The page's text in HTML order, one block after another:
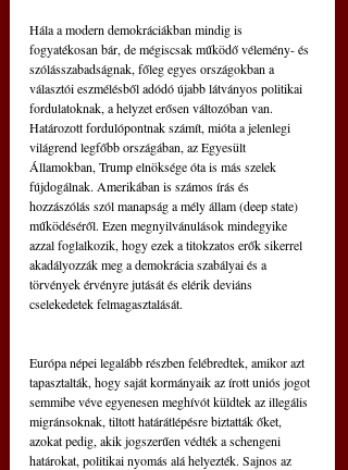
Hála a modern demokráciákban mindig is
fogyatékosan bár, de mégiscsak működő vélemény- és
szólásszabadságnak, főleg egyes országokban a
választói eszmélésből adódó újabb látványos politikai
fordulatoknak, a helyzet erősen változóban van.
Határozott fordulópontnak számít, mióta a jelenlegi
világrend legfőbb országában, az Egyesült
Államokban, Trump elnöksége óta is más szelek
fújdogálnak. Amerikában is számos írás és
hozzászólás szól manapság a mély állam (deep state)
működéséről. Ezen megnyilvánulások mindegyike
azzal foglalkozik, hogy ezek a titokzatos erők sikerrel
akadályozzák meg a demokrácia szabályai és a
törvények érvényre jutását és elérik deviáns
cselekedetek felmagasztalását.
Európa népei legalább részben felébredtek, amikor azt
tapasztalták, hogy saját kormányaik az írott uniós jogot
semmibe véve egyenesen meghívót küldtek az illegális
migránsoknak, tiltott határátlépésre biztatták őket,
azokat pedig, akik jogszerűen védték a schengeni
határokat, politikai nyomás alá helyezték. Sajnos az